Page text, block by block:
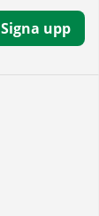
Signa upp